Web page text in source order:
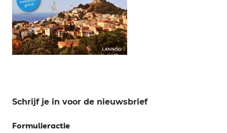
Schrijf je in voor de nieuwsbrief
Formulieractie